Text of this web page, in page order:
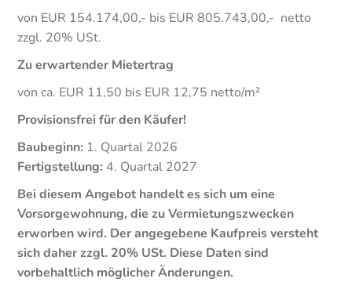
von EUR 154.174,00,- bis EUR 805.743,00,- netto
zzgl. 20% USt.
Zu erwartender Mietertrag
von ca. EUR 11,50 bis EUR 12,75 netto/m²
Provisionsfrei für den Käufer!
Baubeginn: 1. Quartal 2026
Fertigstellung: 4. Quartal 2027
Bei diesem Angebot handelt es sich um eine
Vorsorgewohnung, die zu Vermietungszwecken
erworben wird. Der angegebene Kaufpreis versteht
sich daher zzgl. 20% USt. Diese Daten sind
vorbehaltlich möglicher Änderungen.